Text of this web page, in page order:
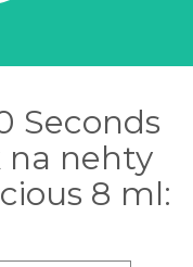
Seconds
na nehty
8 ml: